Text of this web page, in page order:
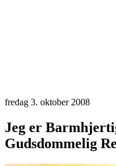
fredag 3. oktober 2008
Jeg er
Gudsdommelig